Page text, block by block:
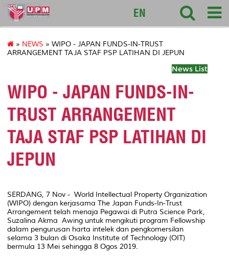
sciencepark
EN
» NEWS » WIPO - JAPAN FUNDS-IN-TRUST
ARRANGEMENT TAJA STAF PSP LATIHAN DI JEPUN
News List
WIPO - JAPAN FUNDS-IN-
TRUST ARRANGEMENT
TAJA STAF PSP LATIHAN DI
JEPUN
SERDANG, 7 Nov - World Intellectual Property Organization
(WIPO) dengan kerjasama The Japan Funds-In-Trust
Arrangement telah menaja Pegawai di Putra Science Park,
Suzalina Akma Awing untuk mengikuti program Fellowship
dalam pengurusan harta intelek dan pengkomersilan
selama 3 bulan di Osaka Institute of Technology (OIT)
bermula 13 Mei sehingga 8 Ogos 2019.